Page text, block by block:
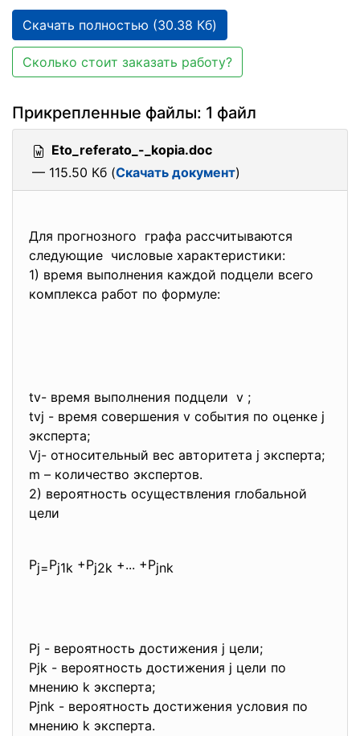
Скачать полностью (30.38 Кб)
Сколько стоит заказать работу?
Прикрепленные файлы: 1 файл
Eto_referato_-_kopia.doc
— 115.50 Кб (Скачать документ)
Для прогнозного графа рассчитываются
следующие числовые характеристики:
1) время выполнения каждой подцели всего
комплекса работ по формуле:
tv- время выполнения подцели v ;
tvj - время совершения v события по оценке j
эксперта;
Vj- относительный вес авторитета j эксперта;
m – количество экспертов.
2) вероятность осуществления глобальной
цели
Pj=Pj1k +Pj2k +... +Pjnk
Pj - вероятность достижения j цели;
Pjk - вероятность достижения j цели по
мнению k эксперта;
Pjnk - вероятность достижения условия по
мнению k эксперта.